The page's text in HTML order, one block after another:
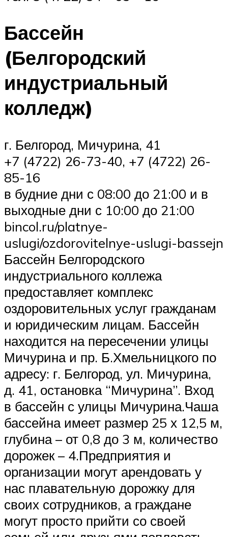
Бассейн
(Белгородский
индустриальный
колледж)
г. Белгород, Мичурина, 41
+7 (4722) 26-73-40, +7 (4722) 26-
85-16
в будние дни с 08:00 до 21:00 и в
выходные дни с 10:00 до 21:00
bincol.ru/platnye-
uslugi/ozdorovitelnye-uslugi-bassejn
Бассейн Белгородского
индустриального коллежа
предоставляет комплекс
оздоровительных услуг гражданам
и юридическим лицам. Бассейн
находится на пересечении улицы
Мичурина и пр. Б.Хмельницкого по
адресу: г. Белгород, ул. Мичурина,
д. 41, остановка “Мичурина”. Вход
в бассейн с улицы Мичурина.Чаша
бассейна имеет размер 25 х 12,5 м,
глубина – от 0,8 до 3 м, количество
дорожек – 4.Предприятия и
организации могут арендовать у
нас плавательную дорожку для
своих сотрудников, а граждане
могут просто прийти со своей